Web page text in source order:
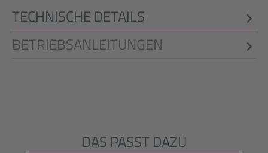
TECHNISCHE DETAILS
BETRIEBSANLEITUNGEN
Produktgalerie überspringen
DAS PASST DAZU